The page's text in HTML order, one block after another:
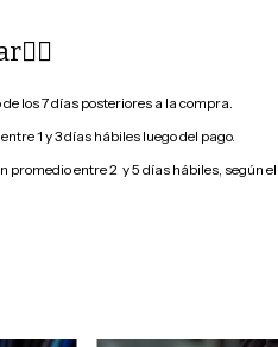
los 7 días posteriores a la compra.
1 y 3 días hábiles luego del pago.
promedio entre 2 y 5 días hábiles, según